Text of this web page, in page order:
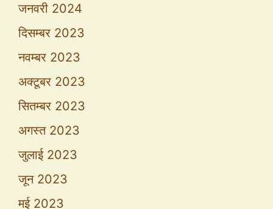
जनवरी 2024
दिसम्बर 2023
नवम्बर 2023
अक्टूबर 2023
सितम्बर 2023
अगस्त 2023
जुलाई 2023
जून 2023
मई 2023